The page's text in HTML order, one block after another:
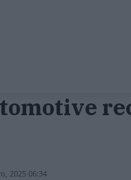
2025 06:34